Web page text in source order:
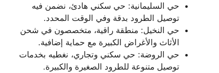
حي السليمانية: حي سكني هادئ، نضمن فيه
توصيل الطرود بدقة وفي الوقت المحدد.
حي النخيل: منطقة راقية، متخصصون في شحن
الأثاث والأغراض الكبيرة مع حماية إضافية.
حي الروضة: حي سكني وتجاري، نغطيه بخدمات
توصيل متنوعة للطرود الصغيرة والكبيرة.